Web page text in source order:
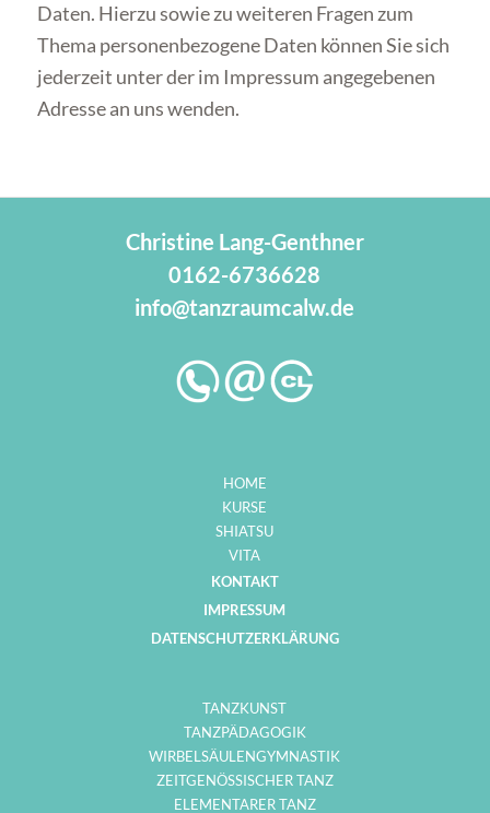
Daten. Hierzu sowie zu weiteren Fragen zum
Thema personenbezogene Daten können Sie sich
jederzeit unter der im Impressum angegebenen
Adresse an uns wenden.
Christine Lang-Genthner
0162-6736628
info@tanzraumcalw.de
HOME
KURSE
SHIATSU
VITA
KONTAKT
IMPRESSUM
DATENSCHUTZERKLÄRUNG
TANZKUNST
TANZPÄDAGOGIK
WIRBELSÄULENGYMNASTIK
ZEITGENÖSSISCHER TANZ
ELEMENTARER TANZ